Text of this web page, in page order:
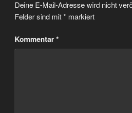
Deine E-Mail-Adresse wird nicht
Felder sind mit* markiert
Kommentar*